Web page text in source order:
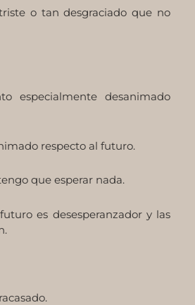
o tan desgraciado que no
especialmente desanimado
respecto al futuro.
que esperar nada.
es desesperanzador y las